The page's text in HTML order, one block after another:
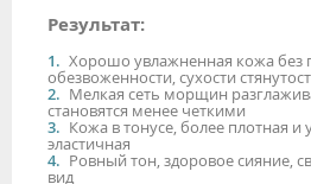
Результат:
Хорошо увлажненная кожа без
обезвоженности, сухости
Мелкая сеть морщин
становятся менее четкими
Кожа в тонусе, более плотная и
эластичная
Ровный тон, здоровое сияние,
вид